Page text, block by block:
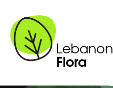
Lebanon
Flora